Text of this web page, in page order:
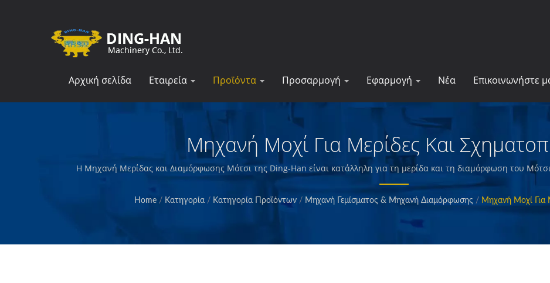
Αρχική σελίδα Εταιρεία Προϊόντα Προσαρμογή Εφαρμογή Νέα Επικοινωνήστε
Μηχανή Μοχί Για Μερίδες Και
Η Μηχανή Μερίδας και Διαμόρφωσης Μότσι της Ding-Han είναι κατάλληλη για τη μερίδα και τη διαμόρφωση του
εξοπλισμού επεξεργασίας τροφίμων. Σχεδιάζουμε, μηχανολογούμε και κατασκευάζουμε τις μηχανές που δημιουργούν
λαχανικά και θαλασσινά, τηγανητές πατάτες, ψητά και τηγανητά σνακς και άλλα
Home / Κατηγορία / Κατηγορία Προϊόντων / Μηχανή Γεμίσματος & Μηχανή Διαμόρφωσης / Μηχανή Μοχί Για